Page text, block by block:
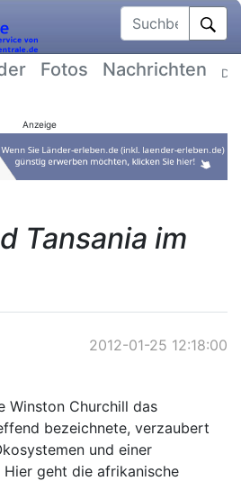
Suchbegriff
Fotos Nachrichten
Anzeige
Tansania im
2012-01-25 12:18:00
Winston Churchill das
bezeichnete, verzaubert
und einer
geht die afrikanische